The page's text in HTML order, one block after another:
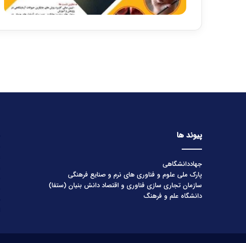
پیوند ها
جهاددانشگاهی
پارک ملی علوم و فناوری های نرم و صنایع فرهنگی
سازمان تجاری سازی فناوری و اقتصاد دانش بنیان (ستفا)
دانشگاه علم و فرهنگ